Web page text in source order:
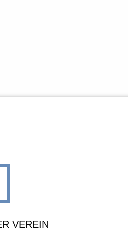
VEREIN